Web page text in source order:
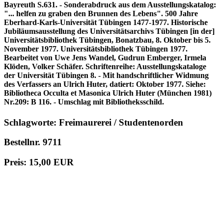
Bayreuth S.631. - Sonderabdruck aus dem Ausstellungskatalog:
"... helfen zu graben den Brunnen des Lebens". 500 Jahre
Eberhard-Karls-Universität Tübingen 1477-1977. Historische
Jubiläumsausstellung des Universitätsarchivs Tübingen [in der]
Universitätsbibliothek Tübingen, Bonatzbau, 8. Oktober bis 5.
November 1977. Universitätsbibliothek Tübingen 1977.
Bearbeitet von Uwe Jens Wandel, Gudrun Emberger, Irmela
Klöden, Volker Schäfer. Schriftenreihe: Ausstellungskataloge
der Universität Tübingen 8. - Mit handschriftlicher Widmung
des Verfassers an Ulrich Huter, datiert: Oktober 1977. Siehe:
Bibliotheca Occulta et Masonica Ulrich Huter (München 1981)
Nr.209: B 116. - Umschlag mit Bibliotheksschild.
Schlagworte: Freimaurerei / Studentenorden
Bestellnr. 9711
Preis: 15,00 EUR